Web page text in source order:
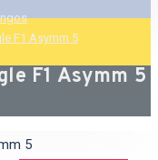
F1 Asymm 5
F1 Asymm 5